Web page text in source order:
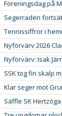
Föreningsdag på
Segerraden
Tennissiffror i
Nyförvärv 2026
Nyförvärv: Isak
SSK tog fin skalp
Klar seger mot
Säffle SK Hertzöga